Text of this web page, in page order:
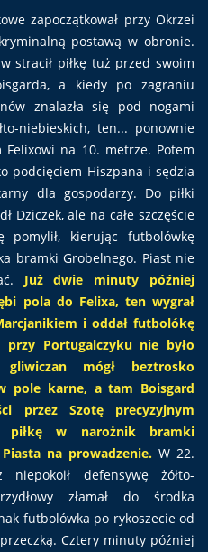
zapoczątkował przy Okrzei
postawą w obronie.
stracił piłkę tuż przed swoim
a kiedy po zagraniu
znalazła się pod nogami
niebieskich, ten... ponownie
na 10. metrze. Potem
podcięciem Hiszpana i sędzia
dla gospodarzy. Do piłki
Dziczek, ale na całe szczęście
kierując futbolówkę
bramki Grobelnego. Piast nie
Już dwie minuty później
pola do Felixa, ten wygrał
i oddał futbolókę
Portugalczyku nie było
mógł beztrosko
pole karne, a tam Boisgard
przez Szotę precyzyjnym
piłkę w narożnik bramki
na prowadzenie. W 22.
defensywę żółto-
złamał do środka
futbolówka po rykoszecie od
Cztery minuty później